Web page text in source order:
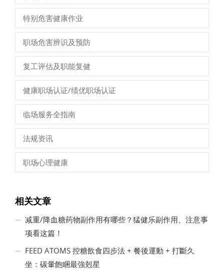
特别危害健康作业
职场危害辨识及预防
复工评估及职能复健
健康职场认证/绩优职场认证
临场服务全指南
法规资讯
职场心理健康
相关文章
减重/降血糖药物副作用有哪些？猛健乐副作用、注意事
项看这篇！
FEED ATOMS 控糖飲食四步法 + 餐後運動 + 打斷久
坐：碳暈飽睏最強剋星